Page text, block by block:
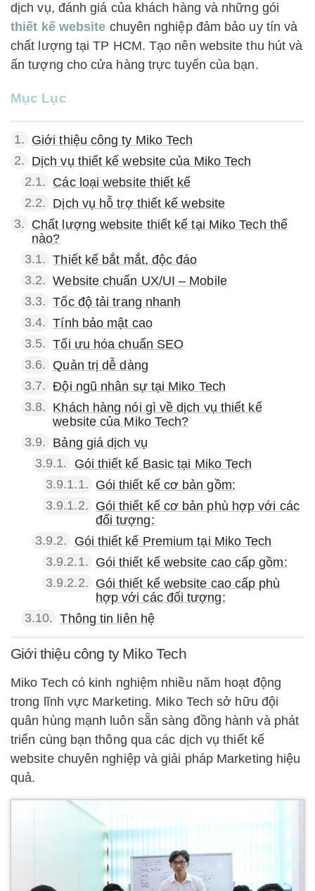
dịch vụ, đánh giá của khách hàng và những gói
thiết kế website chuyên nghiệp đảm bảo uy tín và
chất lượng tại TP HCM. Tạo nên website thu hút và
ấn tượng cho cửa hàng trực tuyến của bạn.
Mục Lục
1. Giới thiệu công ty Miko Tech
2. Dịch vụ thiết kế website của Miko Tech
2.1. Các loại website thiết kế
2.2. Dịch vụ hỗ trợ thiết kế website
3. Chất lượng website thiết kế tại Miko Tech thế
nào?
3.1. Thiết kế bắt mắt, độc đáo
3.2. Website chuẩn UX/UI – Mobile
3.3. Tốc độ tải trang nhanh
3.4. Tính bảo mật cao
3.5. Tối ưu hóa chuẩn SEO
3.6. Quản trị dễ dàng
3.7. Đội ngũ nhân sự tại Miko Tech
3.8. Khách hàng nói gì về dịch vụ thiết kế
website của Miko Tech?
3.9. Bảng giá dịch vụ
3.9.1.
Gói thiết kế Basic tại Miko Tech
3.9.1.1. Gói thiết kế cơ bản gồm:
3.9.1.2. Gói thiết kế cơ bản phù hợp với các
đối tượng:
3.9.2.
Gói thiết kế Premium tại Miko Tech
3.9.2.1. Gói thiết kế website cao cấp gồm:
3.9.2.2. Gói thiết kế website cao cấp phù
hợp với các đối tượng:
3.10. Thông tin liên hệ
Giới thiệu công ty Miko Tech
Miko Tech có kinh nghiệm nhiều năm hoạt động
trong lĩnh vực Marketing. Miko Tech sở hữu đội
quân hùng mạnh luôn sẵn sàng đồng hành và phát
triển cùng bạn thông qua các dịch vụ thiết kế
website chuyên nghiệp và giải pháp Marketing hiệu
quả.